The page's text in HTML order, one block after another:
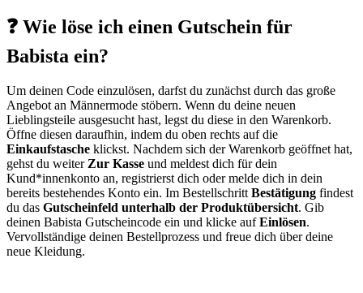
❓ Wie löse ich einen Gutschein für
Babista ein?
Um deinen Code einzulösen, darfst du zunächst durch das große
Angebot an Männermode stöbern. Wenn du deine neuen
Lieblingsteile ausgesucht hast, legst du diese in den Warenkorb.
Öffne diesen daraufhin, indem du oben rechts auf die
Einkaufstasche klickst. Nachdem sich der Warenkorb geöffnet hat,
gehst du weiter Zur Kasse und meldest dich für dein
Kund*innenkonto an, registrierst dich oder melde dich in dein
bereits bestehendes Konto ein. Im Bestellschritt Bestätigung findest
du das Gutscheinfeld unterhalb der Produktübersicht. Gib
deinen Babista Gutscheincode ein und klicke aufEinlösen.
Vervollständige deinen Bestellprozess und freue dich über deine
neue Kleidung.